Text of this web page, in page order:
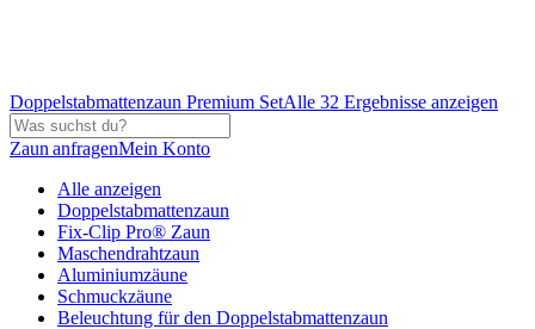
Doppelstabmattenzaun Premium SetAlle 32 Ergebnisse anzeigen
Zaun anfragenMein Konto
Alle anzeigen
Doppelstabmattenzaun
Fix-Clip Pro® Zaun
Maschendrahtzaun
Aluminiumzäune
Schmuckzäune
Beleuchtung für den Doppelstabmattenzaun